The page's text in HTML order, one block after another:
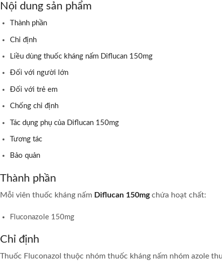
Nội dung sản phẩm
Thành phần
Chỉ định
Liều dùng thuốc kháng nấm Diflucan 150mg
Đối với người lớn
Đối với trẻ em
Chống chỉ định
Tác dụng phụ của Diflucan 150mg
Tương tác
Bảo quản
Thành phần
Mỗi viên thuốc kháng nấm Diflucan 150mgchứa hoạt chất:
Fluconazole 150mg
Chỉ định
Thuốc Fluconazol thuộc nhóm thuốc kháng nấm nhóm azole